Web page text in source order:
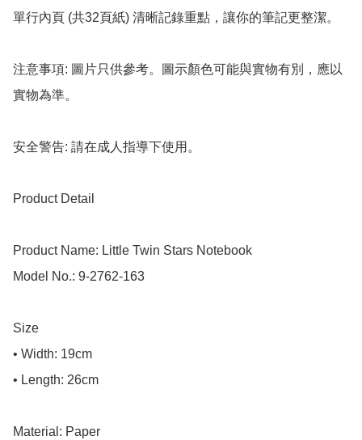
單行內頁 (共32頁紙) 清晰記錄重點，讓你的筆記更整潔。
注意事項: 圖片只供參考。圖示顏色可能與實物有別，應以
實物為準。
安全警告: 請在成人指導下使用。
Product Detail
Product Name: Little Twin Stars Notebook
Model No.: 9-2762-163
Size
• Width: 19cm
• Length: 26cm
Material: Paper